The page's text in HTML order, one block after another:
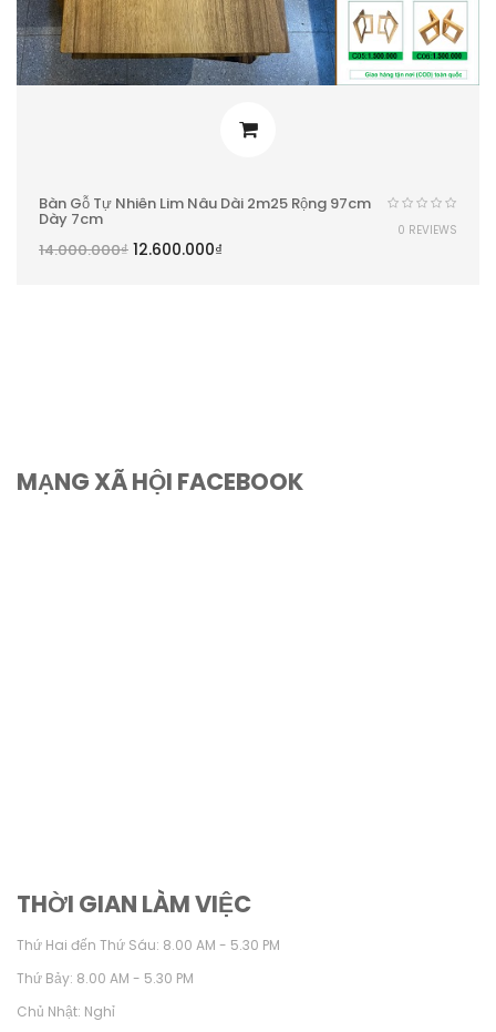
Bàn Gỗ Tự Nhiên Lim Nâu Dài 2m25 Rộng 97cm
Dày 7cm
14.000.000₫ 12.600.000₫
0 REVIEWS
MẠNG XÃ HỘI FACEBOOK
THỜI GIAN LÀM VIỆC
Thứ Hai đến Thứ Sáu: 8.00 AM - 5.30 PM
Thứ Bảy: 8.00 AM - 5.30 PM
Chủ Nhật: Nghỉ